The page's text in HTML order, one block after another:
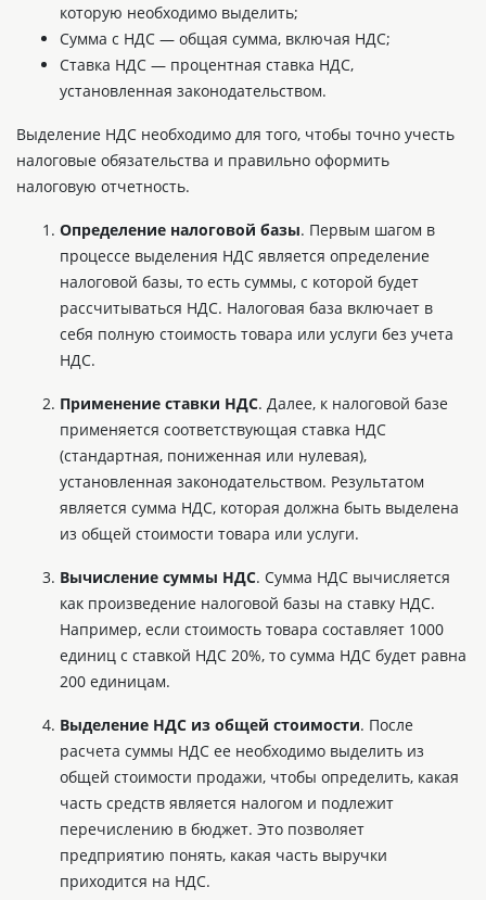
которую необходимо выделить;
Сумма с НДС — общая сумма, включая НДС;
Ставка НДС — процентная ставка НДС,
установленная законодательством.
Выделение НДС необходимо для того, чтобы точно учесть
налоговые обязательства и правильно оформить
налоговую отчетность.
Определение налоговой базы. Первым шагом в
процессе выделения НДС является определение
налоговой базы, то есть суммы, с которой будет
рассчитываться НДС. Налоговая база включает в
себя полную стоимость товара или услуги без учета
НДС.
Применение ставки НДС. Далее, к налоговой базе
применяется соответствующая ставка НДС
(стандартная, пониженная или нулевая),
установленная законодательством. Результатом
является сумма НДС, которая должна быть выделена
из общей стоимости товара или услуги.
Вычисление суммы НДС. Сумма НДС вычисляется
как произведение налоговой базы на ставку НДС.
Например, если стоимость товара составляет 1000
единиц с ставкой НДС 20%, то сумма НДС будет равна
200 единицам.
Выделение НДС из общей стоимости. После
расчета суммы НДС ее необходимо выделить из
общей стоимости продажи, чтобы определить, какая
часть средств является налогом и подлежит
перечислению в бюджет. Это позволяет
предприятию понять, какая часть выручки
приходится на НДС.